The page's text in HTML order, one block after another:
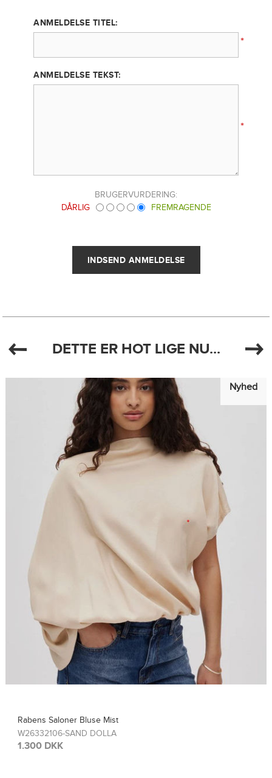
ANMELDELSE TITEL:
*
ANMELDELSE TEKST:
*
BRUGERVURDERING:
DÅRLIG
FREMRAGENDE
DETTE ER HOT LIGE NU...
Nyhed